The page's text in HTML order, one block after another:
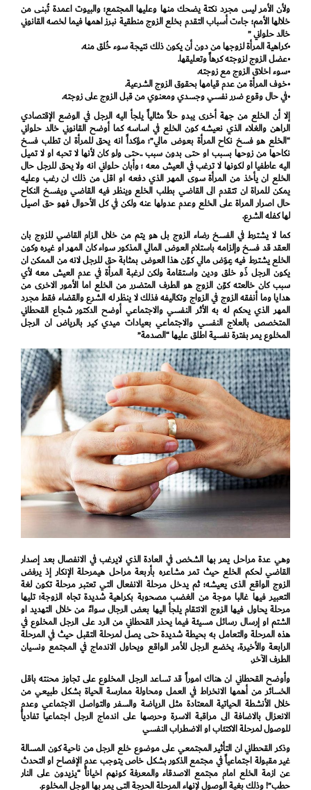
ولأن الأمر ليس مجرد نكتة يضحك منها وعليها المجتمع؛ والبيوت اعمدة تُبنى من
خلالها الأمم؛ جاءت أسباب التقدم بخلع الزوج منطقية نبرز اهمها فيما لخصه القانوني
خالد حلواني ”
•كراهية المرأة لزوجها من دون أن يكون ذلك نتيجة سوء خُلق منه.
•عضل الزوج لزوجته كرهاً وتعليقها.
•سوء اخلاق الزوج مع زوجته.
•خوف المرأة من عدم قيامها بحقوق الزوج الشرعية.
•في حال وقوع ضرر نفسي وجسدي ومعنوي من قبل الزوج على زوجته.
إلا أن الخلع من جهة أخرى يبدو حلاً مثالياً يلجأ اليه الرجل في الوضع الإقتصادي
الراهن والغلاء الذي نعيشه كون الخلع في اساسه كما أوضح القانوني خالد حلواني
“الخلع هو فسخ نكاح المرأة بعوض مالي”؛ مؤكداً انه يحق للمرأة ان تطلب فسخ
نكاحها من زوحها بسبب او حتى بدون سبب ..حتى ولو كان لأنها لا تحبه او لا تميل
اليه عاطفيا او لكونها لا ترغب في العيش معه ؛ وأبان حلواني انه ولا يحق للرجل حال
الخلع ان يأخذ من المرأة سوى المهر الذي دفعه او اقل من ذلك ان رغب وعليه
يمكن للمراة ان تتقدم الى القاضي بطلب الخلع وينظر فيه القاضي ويفسخ النكاح
حال اصرار المراة على الخلع وعدم عدولها عنه ولكن في كل الأحوال فهو حق اصيل
لها كفله الشرع.
كما لا يشترط في الفسخ رضاء الزوج بل هو يتم من خلال الزام القاضي للزوج بان
العقد قد فسخ وإلزامه باستلام العوض المالي المذكور سواء كان المهر او غيره وكون
الخلع يشترط فيه عِوَض مالي كوّن هذا العوض بمثابة حق للرجل لانه من الممكن ان
يكون الرجل ذَو خلق ودين واستقامة ولكن لرغبة المرأة في عدم العيش معه لأي
سبب كان خالعته كوّن الزوج هو الطرف المتضرر من الخلع اما الأمور الاخرى من
هدايا وما أنفقه الزوج في الزواج وتكاليفه فذلك لا ينظر له الشرع والقضاء فقط مجرد
المهر الذي يحكم له به الأثر النفسي والاجتماعي أوضح الدكتور شجاع القحطاني
المتخصص بالعلاج النفسي والاجتماعي بعيادات ميدي كير بالرياض ان الرجل
المخلوع يمر بفترة نفسية اطلق عليها “الصدمة”
وهي عدة مراحل يمر بها الشخص في العادة الذي لايرغب في الانفصال بعد إصدار
القاضي لحكم الخلع حيث تمر مشاعره بأربعة مراحل هيمرحلة الإنكار إذ يرفض
الزوج الواقع الذى يعيشه؛ ثم يدخل مرحلة الانفعال التي تعتبر مرحلة تكون لغة
التعبير فيها غالبا موجة من الغضب مصحوبة بكراهية شديدة تجاه الزوجة؛ تليها
مرحلة يحاول فيها الزوج الانتقام يلجأ اليها بعض الرجال سواءً من خلال التهديد او
الشتم او إرسال رسائل مسيئة فيما يحذر القحطاني من الرد على الرجل المخلوع في
هذه المرحلة والتعامل به بحيطة شديدة حتى يصل لمرحلة التقبل حيث في المرحلة
الرابعة والأخيرة، يخضع الرجل للأمر الواقع ويحاول الاندماج في المجتمع ونسيان
الطرف الآخر.
وأوضح القحطاني ان هناك اموراً قد تساعد الرجل المخلوع على تجاوز محنته باقل
الخسائر من أهمها الانخراط في العمل ومحاولة ممارسة الحياة بشكل طبيعي من
خلال الأنشطة الحياتية المعتادة مثل الرياضة والسفر والتواصل الاجتماعي وعدم
الانعزال بالاضافة الى مراقبة الاسرة وحرصها على اندماج الرجل اجتماعيا تفادياً
للوصول لمرحلة الاكتئاب او الاضطراب النفسي
وذكر القحطاني ان التأثير المجتمعي على موضوع خلع الرجل من ناحية كون المسالة
غير مقبولة اجتماعياً في مجتمع الذكور بشكل خاص يتوجب عدم الإفصاح او التحدث
عن ازمة الخلع امام مجتمع الاصدقاء والمعرفة كونهم اخياناً “يزيدون على النار
حطب”! وذلك بغية الوصول لإنهاء المرحلة الحرجة التي يمر بها الوجل المخلوع.